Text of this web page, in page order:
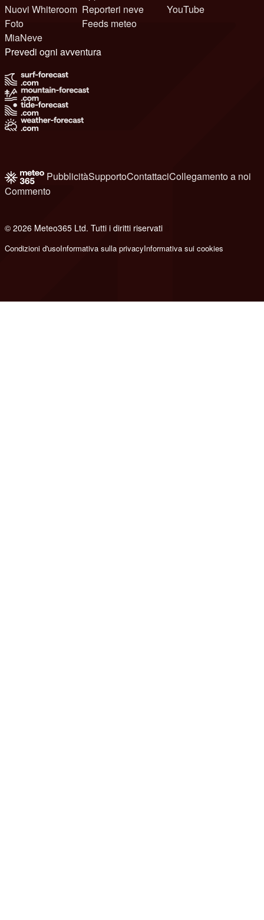
Nuovi Whiteroom
Foto
MiaNeve
Reporteri neve
Feeds meteo
YouTube
Prevedi ogni avventura
PubblicitàSupportoContattaciCollegamento a noi
Commento
© 2026 Meteo365 Ltd. Tutti i diritti riservati
Condizioni d'usoInformativa sulla privacyInformativa sui cookies